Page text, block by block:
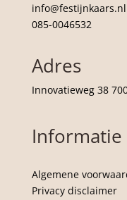
info@festijnkaars.nl
085-0046532
Adres
Innovatieweg 38
Informatie
Algemene
Privacy disclaimer